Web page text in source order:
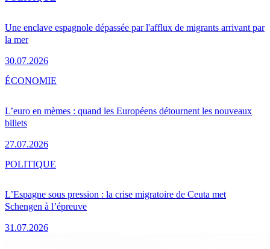
Une enclave espagnole dépassée par l'afflux de migrants arrivant par
la mer
30.07.2026
L’euro en mèmes : quand les Européens détournent les nouveaux
billets
27.07.2026
ÉCONOMIE
L’Espagne sous pression : la crise migratoire de Ceuta met
Schengen à l’épreuve
31.07.2026
POLITIQUE